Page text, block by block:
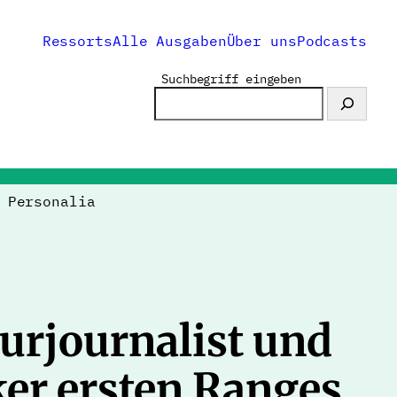
RessortsAlle AusgabenÜber unsPodcasts
Suchbegriff eingeben
Personalia
und